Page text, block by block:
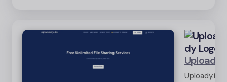
Uploady
Uploady.io